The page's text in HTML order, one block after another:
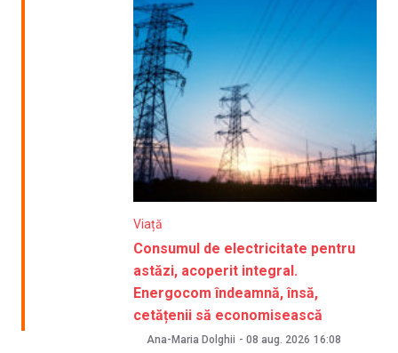
Viață
Consumul de electricitate pentru
astăzi, acoperit integral.
Energocom îndeamnă, însă,
cetățenii să economisească
Ana-Maria Dolghii - 08 aug. 2026 16:08